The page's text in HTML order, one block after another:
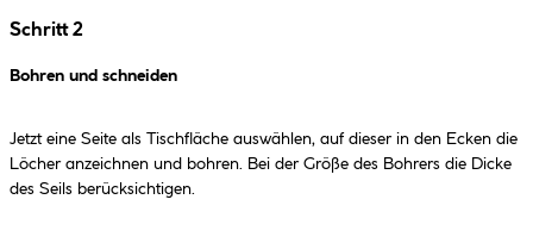
Schritt 2
Bohren und schneiden
Jetzt eine Seite als Tischfläche auswählen, auf dieser in den Ecken die
Löcher anzeichnen und bohren. Bei der Größe des Bohrers die Dicke
des Seils berücksichtigen.